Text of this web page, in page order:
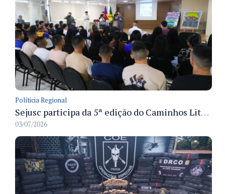
Políticia Regional
Sejusc participa da 5ª edição do Caminhos Literários com foco na cultura hip-hop nas unidades socioeducativas
03/07/2026